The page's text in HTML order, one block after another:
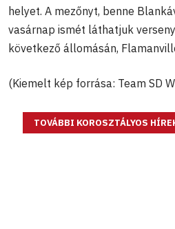
helyet. A mezőnyt, benne
vasárnap ismét láthatjuk
következő állomásán,
(Kiemelt kép forrása: Team SD
TOVÁBBI KOROSZTÁLYOS